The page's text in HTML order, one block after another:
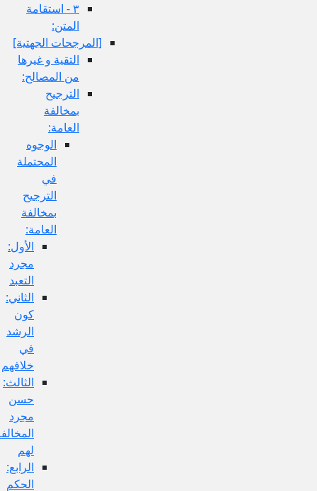
٣ - استقامة
[المرجحات الجهتية]
التقية و غيرها
من المصالح:
الترجيح
بمخالفة
العامة:
الوجوه
المحتملة
الترجيح
بمخالفة
العامة:
الأول:
الثاني:
خلافهم
الثالث:
المخالفة
الرابع: